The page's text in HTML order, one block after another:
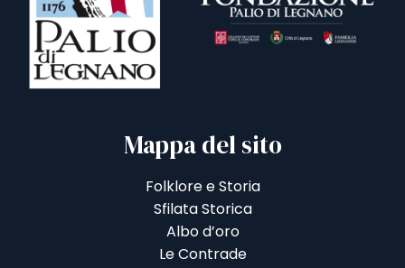
Mappa del sito
Folklore e Storia
Sfilata Storica
Albo d’oro
Le Contrade